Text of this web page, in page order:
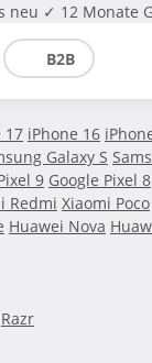
neu ✓ 12 Monate
B2B
17 iPhone 16
Galaxy S
9 Google Pixel 8
Redmi Xiaomi Poco
Huawei Nova
Razr